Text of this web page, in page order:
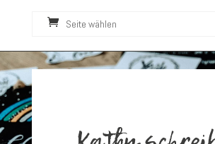
Seite wählen